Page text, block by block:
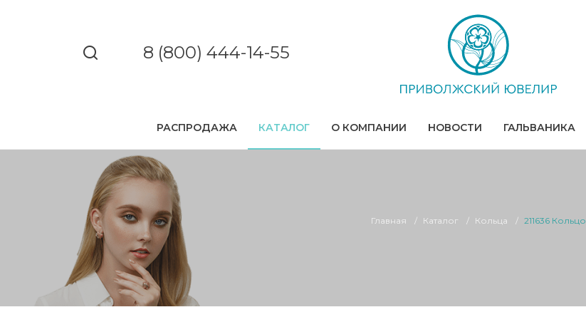
8 (800) 444-14-55
РАСПРОДАЖА КАТАЛОГ О КОМПАНИИ НОВОСТИ ГАЛЬВАНИКА
Главная Каталог Кольца 211636 Кольцо